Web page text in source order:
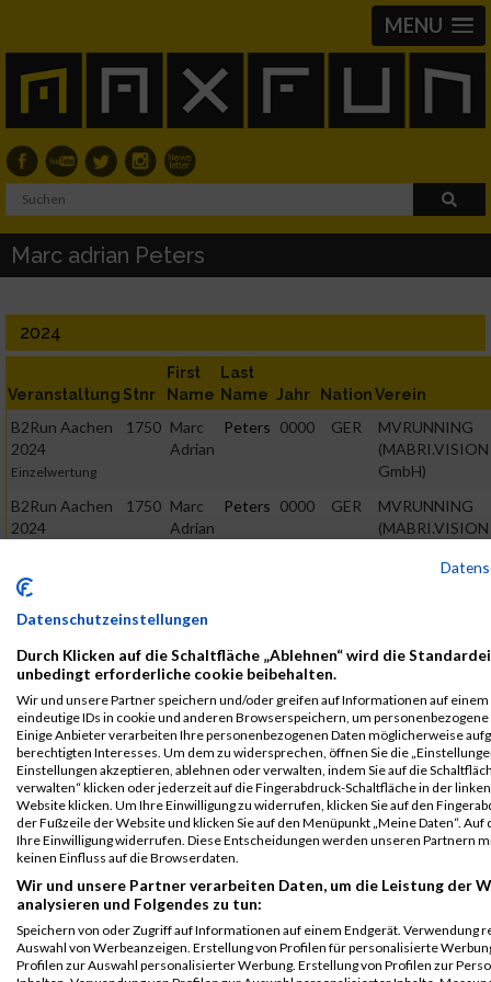
MENU
Marc adrian Peters
2024
Veranstaltung Stnr
First
Name
Last
Name Jahr NationVerein
B2Run Aachen
2024
Einzelwertung
1750 Marc
Adrian
Peters 0000 GER
MVRUNNING
(MABRI.VISION
GmbH)
B2Run Aachen
2024
1750 Marc
Adrian
Peters 0000 GER
MVRUNNING
(MABRI.VISION
2024
Teamwertung
männlich
Adrian
GmbH)
Legende:
GPos = Geschlechter Position, KPos = Kategorie Position, TPos =
Team Position, DNS = Did not start, DNF = Did not finish, DQ =
Disqualifiziert
Datenschutzeinstellungen
Durch Klicken auf die Schaltfläche „Ablehnen“ wird die
unbedingt erforderliche cookie beibehalten.
Wir und unsere Partner speichern und/oder greifen auf Informationen auf einem
eindeutige IDs in cookie und anderen Browserspeichern, um
Einige Anbieter verarbeiten Ihre personenbezogenen Daten möglicherweise
berechtigten Interesses. Um dem zu widersprechen, öffnen Sie die
Einstellungen akzeptieren, ablehnen oder verwalten, indem Sie auf die
verwalten“ klicken oder jederzeit auf die Fingerabdruck-Schaltfläche in der
Website klicken. Um Ihre Einwilligung zu widerrufen, klicken Sie auf den
der Fußzeile der Website und klicken Sie auf den Menüpunkt „Meine Daten“. Auf
Ihre Einwilligung widerrufen. Diese Entscheidungen werden unseren Partnern
keinen Einfluss auf die Browserdaten.
Wir und unsere Partner verarbeiten Daten, um die Leistung der
analysieren und Folgendes zu tun:
Speichern von oder Zugriff auf Informationen auf einem Endgerät. Verwendung
Auswahl von Werbeanzeigen. Erstellung von Profilen für personalisierte
Profilen zur Auswahl personalisierter Werbung. Erstellung von Profilen zur